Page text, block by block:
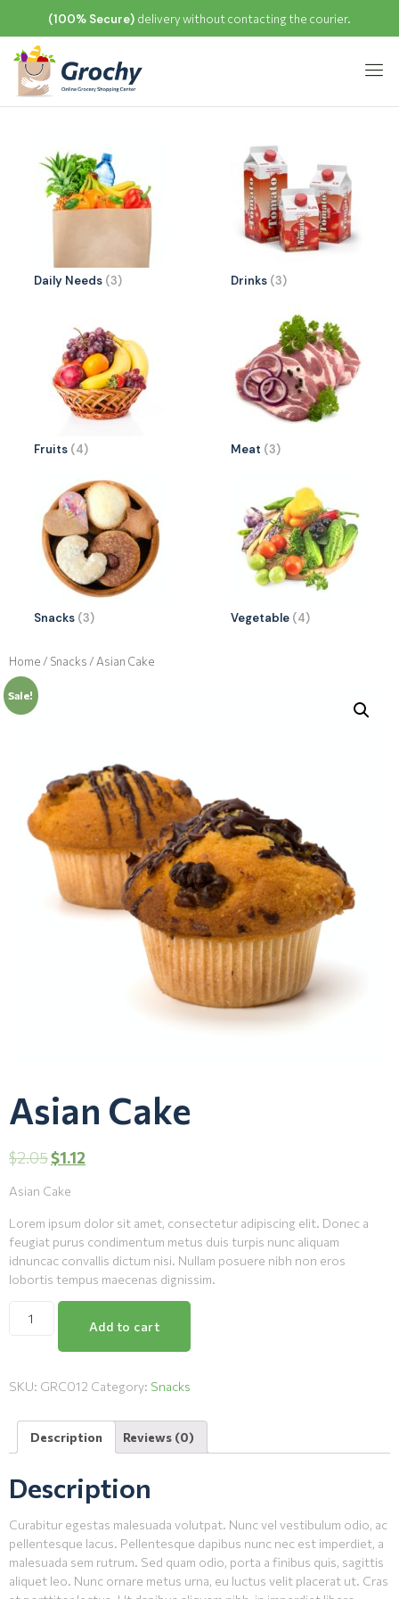
(100% Secure) delivery without contacting the courier.
Daily Needs (3) Drinks (3)
Fruits (4) Meat (3)
Snacks (3) Vegetable (4)
Home / Snacks / Asian Cake
Sale!
Asian Cake
$2.05$1.12
Asian Cake
Lorem ipsum dolor sit amet, consectetur adipiscing elit. Donec a
feugiat purus condimentum metus duis turpis nunc aliquam
idnuncac convallis dictum nisi. Nullam posuere nibh non eros
lobortis tempus maecenas dignissim.
Add to cart
SKU: GRC012 Category: Snacks
Description Reviews (0)
Description
Curabitur egestas malesuada volutpat. Nunc vel vestibulum odio, ac
pellentesque lacus. Pellentesque dapibus nunc nec est imperdiet, a
malesuada sem rutrum. Sed quam odio, porta a finibus quis, sagittis
aliquet leo. Nunc ornare metus urna, eu luctus velit placerat ut. Cras